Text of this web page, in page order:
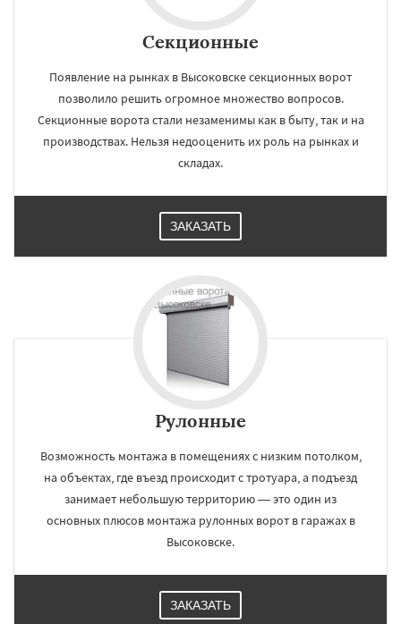
Секционные
Появление на рынках в Высоковске секционных ворот
позволило решить огромное множество вопросов.
Секционные ворота стали незаменимы как в быту, так и на
производствах. Нельзя недооценить их роль на рынках и
складах.
ЗАКАЗАТЬ
Рулонные
Возможность монтажа в помещениях с низким потолком,
на объектах, где въезд происходит с тротуара, а подъезд
занимает небольшую территорию — это один из
основных плюсов монтажа рулонных ворот в гаражах в
Высоковске.
ЗАКАЗАТЬ